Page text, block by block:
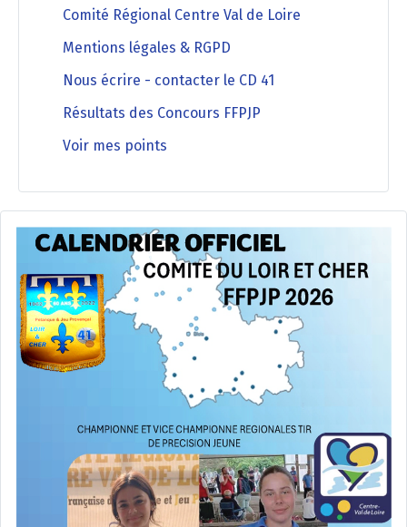
Comité Régional Centre Val de Loire
Mentions légales & RGPD
Nous écrire - contacter le CD 41
Résultats des Concours FFPJP
Voir mes points